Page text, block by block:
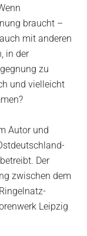
braucht –
mit anderen
in der
zu
und vielleicht
Autor und
Der
zwischen dem
Leipzig